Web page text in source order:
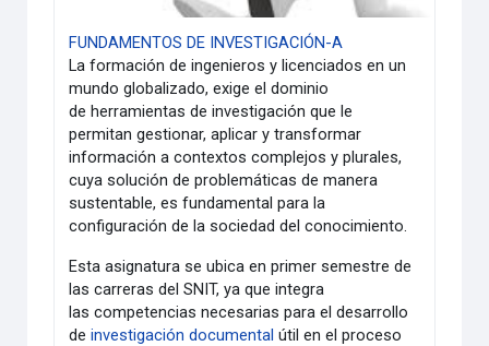
FUNDAMENTOS DE INVESTIGACIÓN-A
La formación de ingenieros y licenciados en un
mundo globalizado, exige el dominio
de herramientas de investigación que le
permitan gestionar, aplicar y transformar
información a contextos complejos y plurales,
cuya solución de problemáticas de manera
sustentable, es fundamental para la
configuración de la sociedad del conocimiento.
Esta asignatura se ubica en primer semestre de
las carreras del SNIT, ya que integra
las competencias necesarias para el desarrollo
deinvestigación documental útil en el proceso